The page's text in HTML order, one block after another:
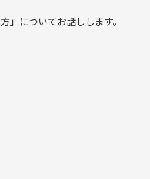
」についてお話しします。